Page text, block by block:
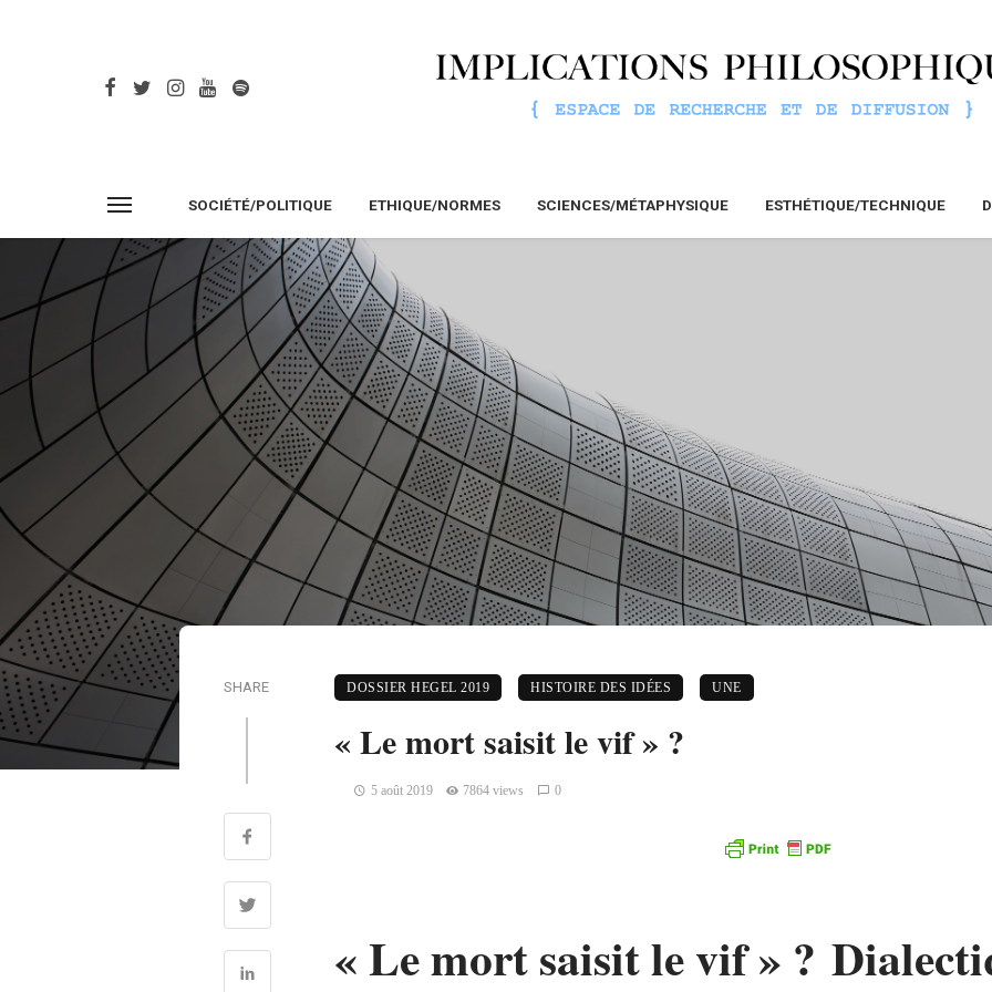
SOCIÉTÉ/POLITIQUE ETHIQUE/NORMES SCIENCES/MÉTAPHYSIQUE ESTHÉTIQUE/TECHNIQUE
SHARE DOSSIER HEGEL 2019 HISTOIRE DES IDÉES UNE
« Le mort saisit le vif » ?
5 août 2019 7864 views 0
« Le mort saisit le vif » ?